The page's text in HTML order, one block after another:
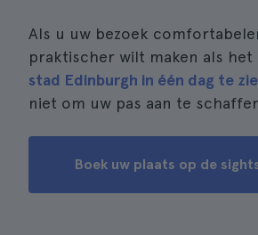
Als u uw bezoek
praktischer wilt maken als het
stad Edinburgh in één dag te
niet om uw pas aan te
Boek uw plaats op de